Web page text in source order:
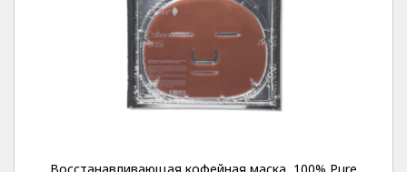
Восстанавливающая кофейная маска, 100% Pure